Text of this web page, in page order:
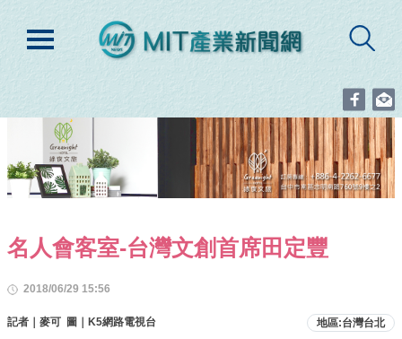
名人會客室-台灣文創首席田定豐
2018/06/29 15:56
記者｜麥可 圖｜K5網路電視台 地區:台灣台北